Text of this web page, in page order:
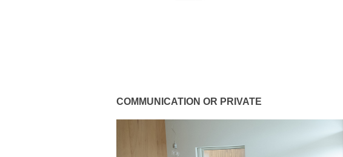
COMMUNICATION OR PRIVATE